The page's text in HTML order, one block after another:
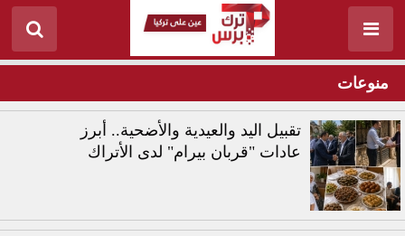
منوعات
تقبيل اليد والعيدية والأضحية.. أبرز
عادات "قربان بيرام" لدى الأتراك